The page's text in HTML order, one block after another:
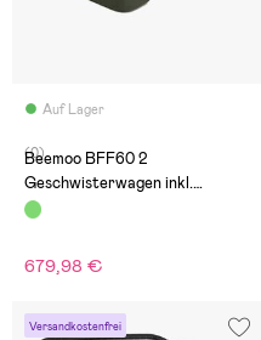
Auf Lager
(0)
Beemoo BFF60 2
Geschwisterwagen inkl.
Liegewanne, Dark Forest
679,98 €
Versandkostenfrei